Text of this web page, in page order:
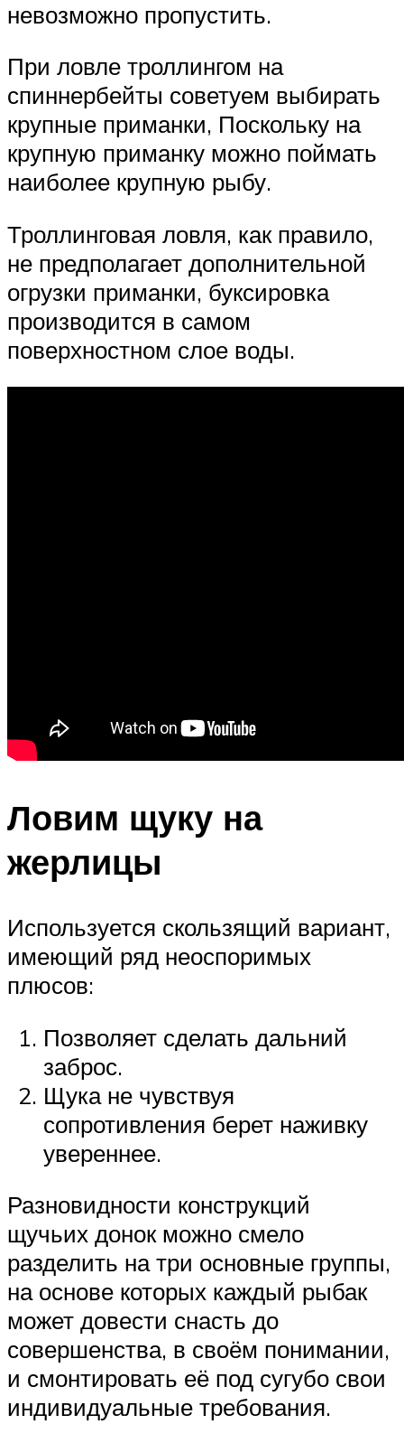
невозможно пропустить.
При ловле троллингом на
спиннербейты советуем выбирать
крупные приманки, Поскольку на
крупную приманку можно поймать
наиболее крупную рыбу.
Троллинговая ловля, как правило,
не предполагает дополнительной
огрузки приманки, буксировка
производится в самом
поверхностном слое воды.
Ловим щуку на
жерлицы
Используется скользящий вариант,
имеющий ряд неоспоримых
плюсов:
Позволяет сделать дальний
заброс.
Щука не чувствуя
сопротивления берет наживку
увереннее.
Разновидности конструкций
щучьих донок можно смело
разделить на три основные группы,
на основе которых каждый рыбак
может довести снасть до
совершенства, в своём понимании,
и смонтировать её под сугубо свои
индивидуальные требования.